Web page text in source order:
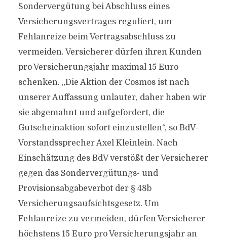
Sondervergütung bei Abschluss eines
Versicherungsvertrages reguliert, um
Fehlanreize beim Vertragsabschluss zu
vermeiden. Versicherer dürfen ihren Kunden
pro Versicherungsjahr maximal 15 Euro
schenken. „Die Aktion der Cosmos ist nach
unserer Auffassung unlauter, daher haben wir
sie abgemahnt und aufgefordert, die
Gutscheinaktion sofort einzustellen“, so BdV-
Vorstandssprecher Axel Kleinlein. Nach
Einschätzung des BdV verstößt der Versicherer
gegen das Sondervergütungs- und
Provisionsabgabeverbot der § 48b
Versicherungsaufsichtsgesetz. Um
Fehlanreize zu vermeiden, dürfen Versicherer
höchstens 15 Euro pro Versicherungsjahr an